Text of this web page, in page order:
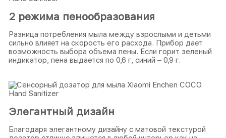
2 режима пенообразования
Разница потребления мыла между взрослыми и детьми
сильно влияет на скорость его расхода. Прибор дает
возможность выбора объема пены. Если горит зеленый
индикатор, пена выдается по 0,6 г, синий – 0,9 г.
Элегантный дизайн
Благодаря элегантному дизайну с матовой текстурой